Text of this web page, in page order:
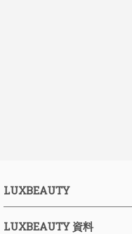
LUXBEAUTY
LUXBEAUTY 資料